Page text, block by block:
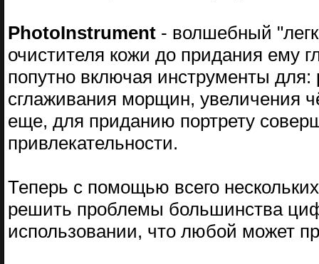
PhotoInstrument - волшебный
очистителя кожи до придания ему
попутно включая инструменты
сглаживания морщин, увеличения
еще, для приданию портрету
привлекательности.
Теперь с помощью всего
решить проблемы большинства
использовании, что любой может